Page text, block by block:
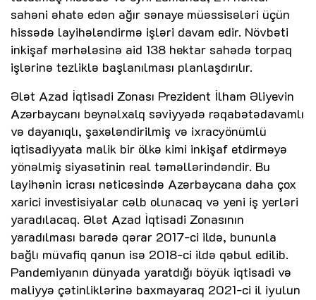
sahəni əhatə edən ağır sənaye müəssisələri üçün
hissədə layihələndirmə işləri davam edir. Növbəti
inkişaf mərhələsinə aid 138 hektar sahədə torpaq
işlərinə tezliklə başlanılması planlaşdırılır.
Ələt Azad İqtisadi Zonası Prezident İlham Əliyevin
Azərbaycanı beynəlxalq səviyyədə rəqabətədavamlı
və dayanıqlı, şaxələndirilmiş və ixracyönümlü
iqtisadiyyata malik bir ölkə kimi inkişaf etdirməyə
yönəlmiş siyasətinin real təməllərindəndir. Bu
layihənin icrası nəticəsində Azərbaycana daha çox
xarici investisiyalar cəlb olunacaq və yeni iş yerləri
yaradılacaq. Ələt Azad İqtisadi Zonasının
yaradılması barədə qərar 2017-ci ildə, bununla
bağlı müvafiq qanun isə 2018-ci ildə qəbul edilib.
Pandemiyanın dünyada yaratdığı böyük iqtisadi və
maliyyə çətinliklərinə baxmayaraq 2021-ci il iyulun